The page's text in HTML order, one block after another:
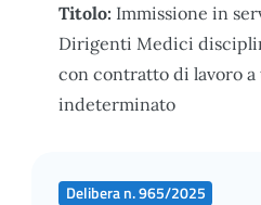
Titolo: Immissione in
Dirigenti Medici
con contratto di lavoro a
indeterminato
Delibera n. 965/2025